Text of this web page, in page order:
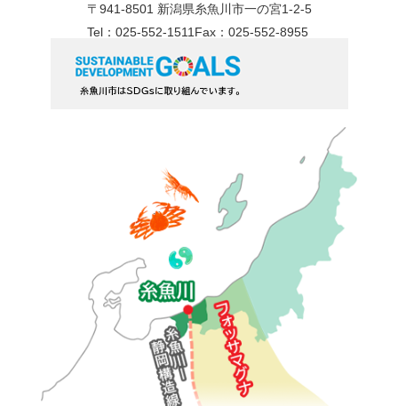
〒941-8501 新潟県糸魚川市一の宮1-2-5
Tel：025-552-1511 Fax：025-552-8955